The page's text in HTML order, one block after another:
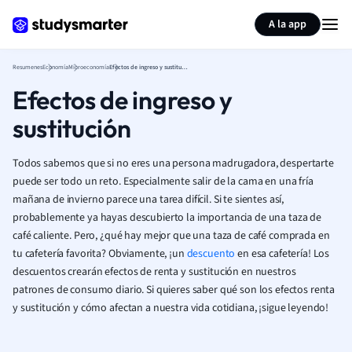
A la app
ResumenesEconomíaMicroeconomía Efectos de ingreso y sustitución
Efectos de ingreso y
sustitución
Todos sabemos que si no eres una persona madrugadora, despertarte
puede ser todo un reto. Especialmente salir de la cama en una fría
mañana de invierno parece una tarea difícil. Si te sientes así,
probablemente ya hayas descubierto la importancia de una taza de
café caliente. Pero, ¿qué hay mejor que una taza de café comprada en
tu cafetería favorita? Obviamente, ¡un descuento en esa cafetería! Los
descuentos crearán efectos de renta y sustitución en nuestros
patrones de consumo diario. Si quieres saber qué son los efectos renta
y sustitución y cómo afectan a nuestra vida cotidiana, ¡sigue leyendo!
Resumir página